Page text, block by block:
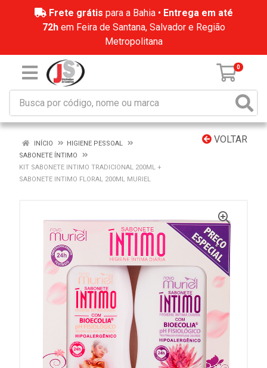
Frete grátis para a Bahia • Entrega em até
72hem Feira de Santana, Salvador e Região
Metropolitana
0
VOLTAR
INÍCIO
HIGIENE PESSOAL
SABONETE ÍNTIMO
KIT SABONETE INTIMO TRADICIONAL 200ML +
SABONETE INTIMO FLORAL 200ML MURIEL